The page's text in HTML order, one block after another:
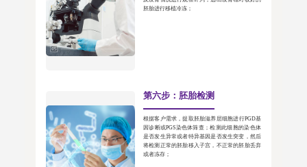
胚胎进行移植冷冻；
第六步：胚胎检测
根据客户需求，提取胚胎滋养层细胞进行PGD基
因诊断或PGS染色体筛查；检测此细胞的染色体
是否发生异常或者特异基因是否发生突变，然后
将检测正常的胚胎移入子宫，不正常的胚胎丢弃
或者冻存；